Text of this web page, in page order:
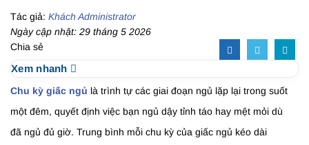
Tác giả: Khách Administrator
Ngày cập nhật: 29 tháng 5 2026
Chia sẻ
Xem nhanh
Chu kỳ giấc ngủ là trình tự các giai đoạn ngủ lặp lại trong suốt
một đêm, quyết định việc bạn ngủ dậy tỉnh táo hay mệt mỏi dù
đã ngủ đủ giờ. Trung bình mỗi chu kỳ của giấc ngủ kéo dài